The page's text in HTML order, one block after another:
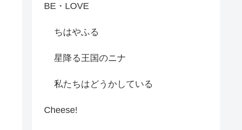
BE・LOVE
ちはやふる
星降る王国のニナ
私たちはどうかしている
Cheese!